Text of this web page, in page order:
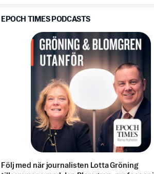
EPOCH TIMES PODCASTS
Följ med när journalisten Lotta Gröning